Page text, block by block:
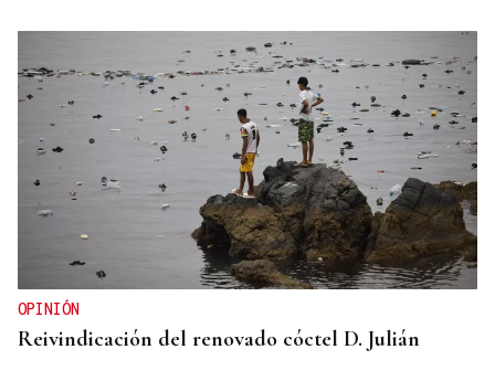
OPINIÓN
Reivindicación del renovado cóctel D. Julián